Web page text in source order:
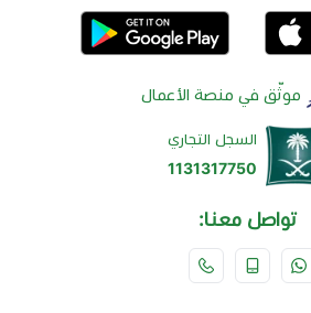
موثّق في منصة الأعمال
السجل التجاري
1131317750
تواصل معنا: